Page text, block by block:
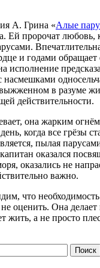
А. Грина «Алые
Ей пророчат любовь,
и годами обращает
исполнение
насмешками
в разуме
действительности.
она жарким
когда все грёзы
пылая
оказался
оказались не
важно.
что
оценить. Она делает
жить, а не просто
Поиск